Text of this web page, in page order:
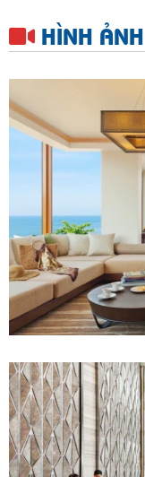
HÌNH ẢNH